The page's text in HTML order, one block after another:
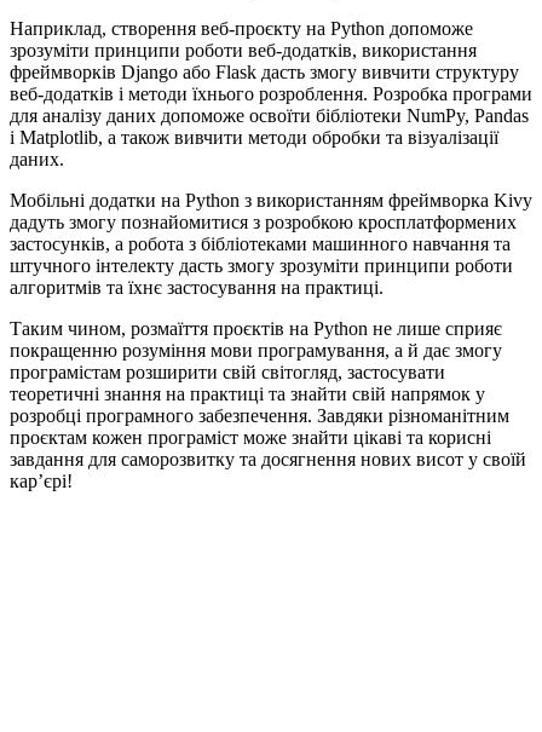
Наприклад, створення веб-проєкту на Python допоможе
зрозуміти принципи роботи веб-додатків, використання
фреймворків Django або Flask дасть змогу вивчити структуру
веб-додатків і методи їхнього розроблення. Розробка програми
для аналізу даних допоможе освоїти бібліотеки NumPy, Pandas
і Matplotlib, а також вивчити методи обробки та візуалізації
даних.
Мобільні додатки на Python з використанням фреймворка Kivy
дадуть змогу познайомитися з розробкою кросплатформених
застосунків, а робота з бібліотеками машинного навчання та
штучного інтелекту дасть змогу зрозуміти принципи роботи
алгоритмів та їхнє застосування на практиці.
Таким чином, розмаїття проєктів на Python не лише сприяє
покращенню розуміння мови програмування, а й дає змогу
програмістам розширити свій світогляд, застосувати
теоретичні знання на практиці та знайти свій напрямок у
розробці програмного забезпечення. Завдяки різноманітним
проєктам кожен програміст може знайти цікаві та корисні
завдання для саморозвитку та досягнення нових висот у своїй
кар’єрі!